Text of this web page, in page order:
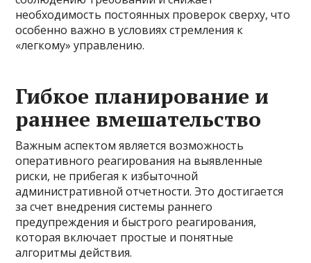
необходимость постоянных проверок сверху, что
особенно важно в условиях стремления к
«легкому» управлению.
Гибкое планирование и
раннее вмешательство
Важным аспектом является возможность
оперативного реагирования на выявленные
риски, не прибегая к избыточной
административной отчетности. Это достигается
за счет внедрения системы раннего
предупреждения и быстрого реагирования,
которая включает простые и понятные
алгоритмы действия.